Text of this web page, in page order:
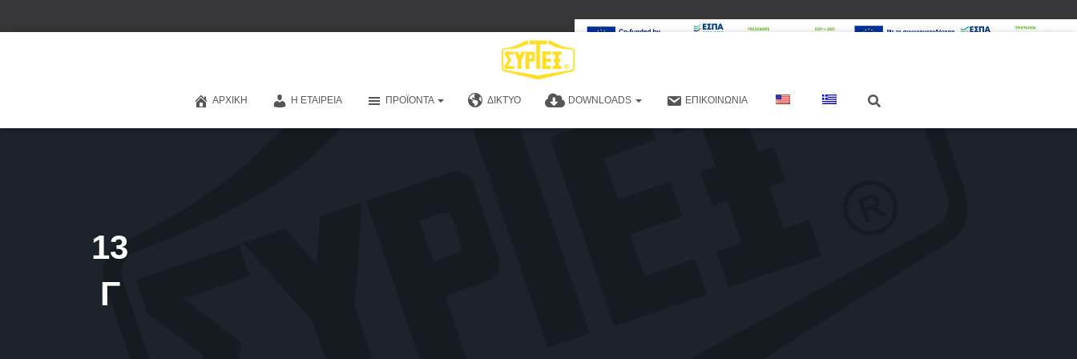
ΑΡΧΙΚΉ Η ΕΤΑΙΡΕΊΑ ΠΡΟΪΌΝΤΑ ΔΊΚΤΥΟ DOWNLOADS ΕΠΙΚΟΙΝΩΝΊΑ
13
Γ